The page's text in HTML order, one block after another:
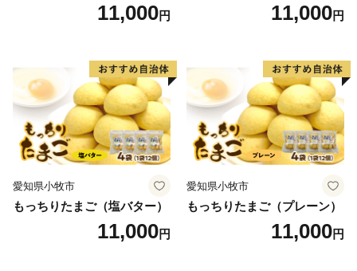
11,000円 11,000円
愛知県小牧市
もっちりたまご（塩バター）
11,000円
愛知県小牧市
もっちりたまご（プレーン）
11,000円